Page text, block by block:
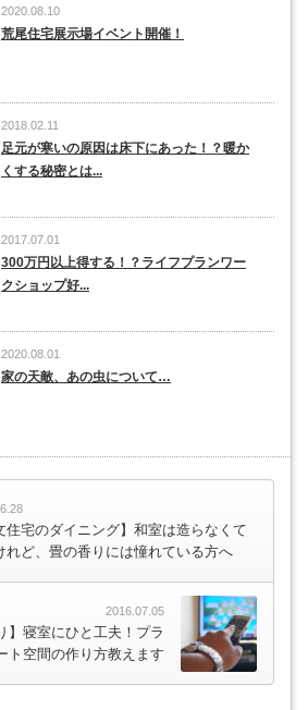
2020.08.10
荒尾住宅展示場イベント開催！
2018.02.11
足元が寒いの原因は床下にあった！？暖か
くする秘密とは...
2017.07.01
300万円以上得する！？ライフプランワー
クショップ好...
2020.08.01
家の天敵、あの虫について…
住宅のダイニング】和室は造らなくて
れど、畳の香りには憧れている方へ
2016.07.05
】寝室にひと工夫！プラ
ト空間の作り方教えます